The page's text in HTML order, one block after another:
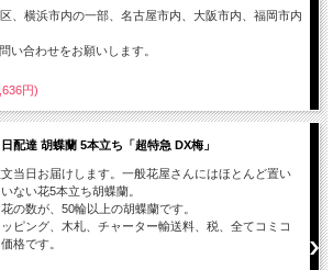
、横浜市内の一部、名古屋市内、大阪市内、福岡市内
い合わせをお願いします。
円)
配達 胡蝶蘭 5本立ち「超特急 DX梅」
当日お届けします。一般花屋さんにはほとんど置い
ない花5本立ち胡蝶蘭。
の数が、50輪以上の胡蝶蘭です。
ッピング、木札、チャーター輸送料、税、全てコミコ
価格です。